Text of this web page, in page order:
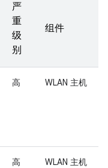
严
重
级
别
组件
高 WLAN 主机
高 WLAN 主机